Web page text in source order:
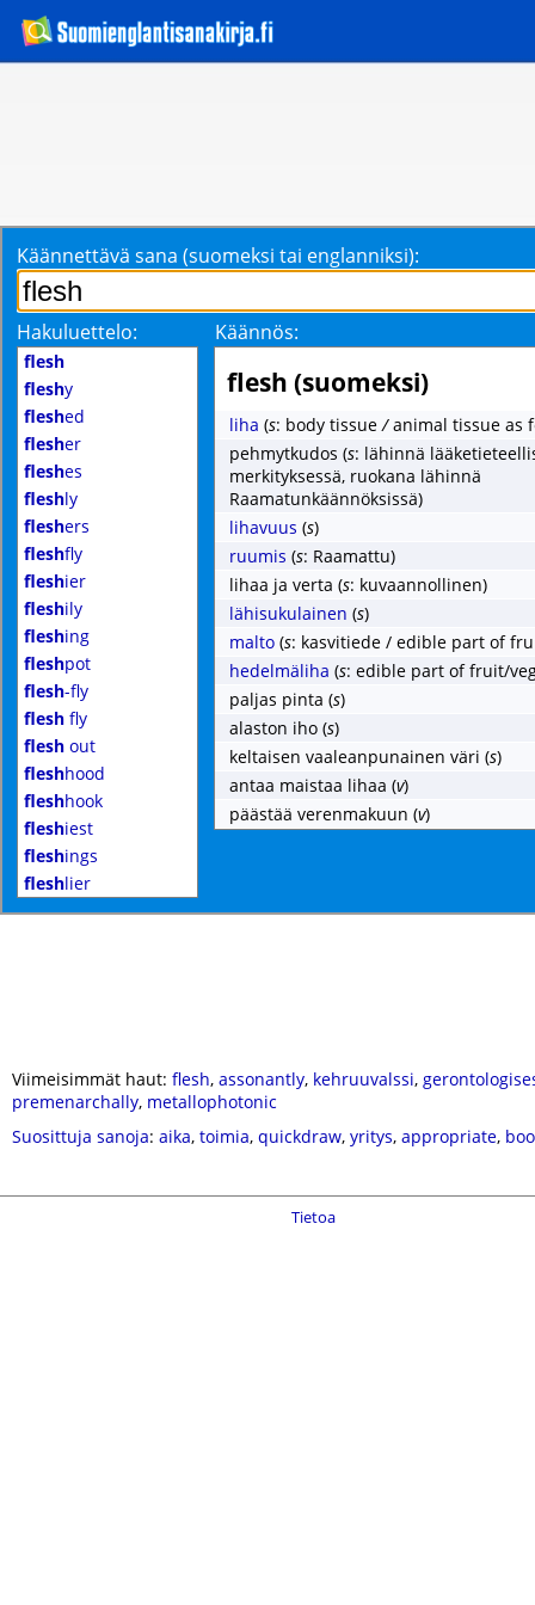
Käännettävä sana (suomeksi tai englanniksi):
Hakuluettelo: Käännös:
flesh
fleshy
fleshed
flesher
fleshes
fleshly
fleshers
fleshfly
fleshier
fleshily
fleshing
fleshpot
flesh-fly
flesh fly
flesh out
fleshhood
fleshhook
fleshiest
fleshings
fleshlier
flesh (suomeksi)
liha (s: body tissue/animal tissue as
pehmytkudos (s: lähinnä
merkityksessä, ruokana lähinnä
Raamatunkäännöksissä)
lihavuus (s)
ruumis (s: Raamattu)
lihaa ja verta (s: kuvaannollinen)
lähisukulainen (s)
malto (s: kasvitiede / edible part of
hedelmäliha (s: edible part of fruit/
paljas pinta (s)
alaston iho (s)
keltaisen vaaleanpunainen väri (s)
antaa maistaa lihaa (v)
päästää verenmakuun (v)
Viimeisimmät haut: flesh, assonantly, kehruuvalssi,
premenarchally, metallophotonic
Suosittuja sanoja: aika, toimia, quickdraw, yritys, appropriate,
Tietoa